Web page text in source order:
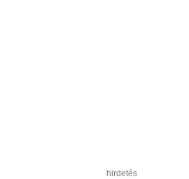
hirdetés